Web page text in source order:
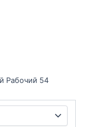
Рабочий 54